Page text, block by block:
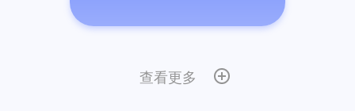
查看更多